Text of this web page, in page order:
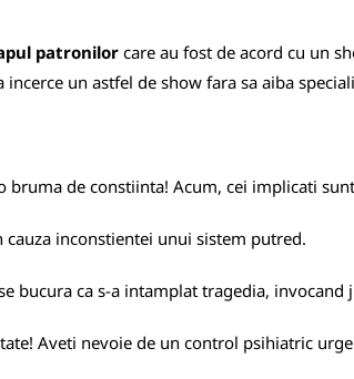
patronilorcare au fost de acord cu un
incerce un astfel de show fara sa aiba
bruma de constiinta! Acum, cei implicati
inconstientei unui sistem putred.
bucura ca s-a intamplat tragedia, invocand
Aveti nevoie de un control psihiatric